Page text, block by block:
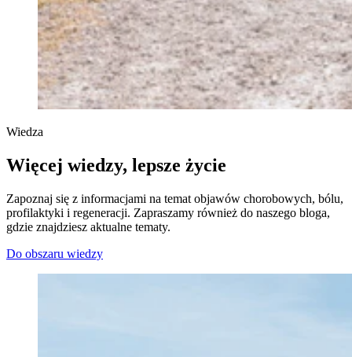
Wiedza
Więcej wiedzy, lepsze życie
Zapoznaj się z informacjami na temat objawów chorobowych, bólu,
profilaktyki i regeneracji. Zapraszamy również do naszego bloga,
gdzie znajdziesz aktualne tematy.
Do obszaru wiedzy